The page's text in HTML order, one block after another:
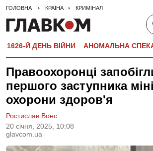
ГОЛОВНА КРАЇНА КРИМІНАЛ
1626-Й ДЕНЬ ВІЙНИ АНОМАЛЬНА
Правоохоронці
першого заступника
охорони здоров'я
20 сiчня, 2025, 10:08
glavcom.ua
Ростислав Вонс